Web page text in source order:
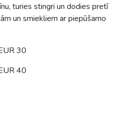
turies stingri un dodies pretī
un smiekliem ar piepūšamo
30
40